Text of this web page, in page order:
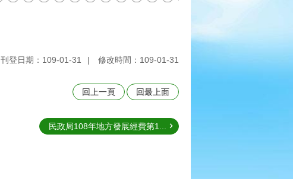
刊登日期：109-01-31 修改時間：109-01-31
回上一頁 回最上面
民政局108年地方發展經費第1...